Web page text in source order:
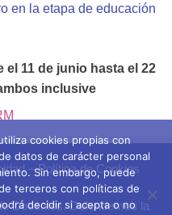
en la etapa de educación
el 11 de junio hasta el 22
inclusive
–Política de Cookies
Docentes. Defendemos la
cookies propias con
datos de carácter personal
Sin embargo, puede
terceros con políticas de
decidir si acepta o no